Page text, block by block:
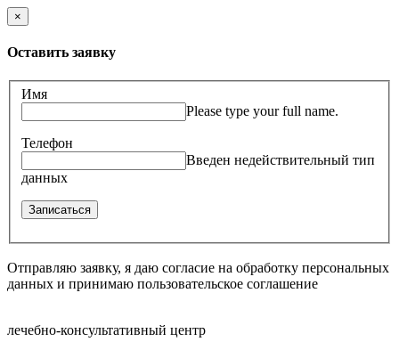
×
Оставить заявку
Имя
Please type your full name.
Телефон
Введен недействительный тип
данных
Отправляю заявку, я даю согласие на обработку персональных
данных и принимаю пользовательское соглашение
лечебно-консультативный центр